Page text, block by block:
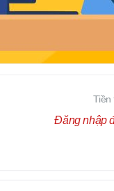
Tiền
Đăng nhập